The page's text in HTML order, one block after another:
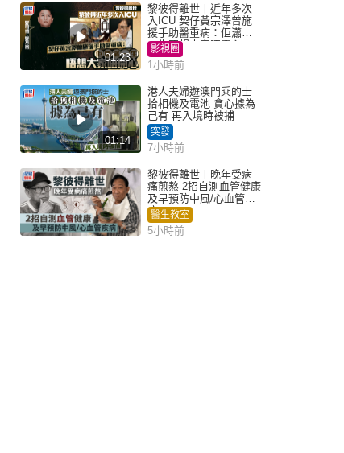
01:23
黎彼得離世丨近年多次
入ICU 契仔黃宗澤曾施
援手助醫重病：佢瀟灑
一生唔想大家唔開心
影視圈
1小時前
01:14
港人夫婦遊澳門乘的士
拾相機及電池 貪心據為
己有 再入境時被捕
突發
7小時前
黎彼得離世丨晚年受病
痛煎熬 2招自測血管健康
及早預防中風/心血管疾
病
醫生教室
5小時前